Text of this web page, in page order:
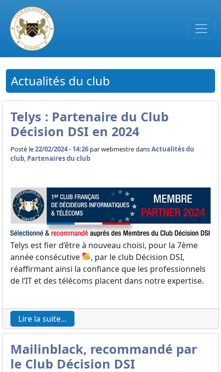
Passer au contenu principal
Actualités du club
Telys : Partenaire du Club
Décision DSI en 2024
Posté le22/02/2024 - 14:26 parwebmestre dansActualités du
club, Partenaires du club
Telys est fier d’être à nouveau choisi, pour la 7ème
année consécutive
, par le club Décision DSI,
réaffirmant ainsi la confiance que les professionnels
de l’IT et des télécoms placent dans notre expertise.
Lire la suite...
Mailinblack, recommandé par
le Club Décision DSI